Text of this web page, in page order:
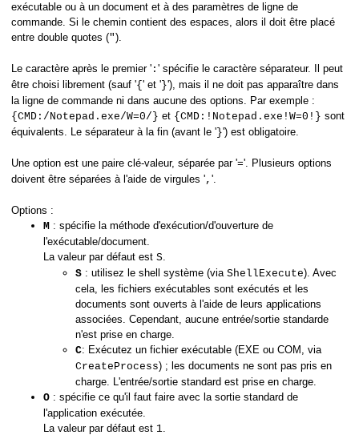
exécutable ou à un document et à des paramètres de ligne de
commande. Si le chemin contient des espaces, alors il doit être placé
entre double quotes (").
Le caractère après le premier ' : ' spécifie le caractère séparateur. Il peut
être choisi librement (sauf '{ ' et ' }'), mais il ne doit pas apparaître dans
la ligne de commande ni dans aucune des options. Par exemple :
{CMD:/Notepad.exe/W=0/} et {CMD:!Notepad.exe!W=0!} sont
équivalents. Le séparateur à la fin (avant le ' }') est obligatoire.
Une option est une paire clé-valeur, séparée par '='. Plusieurs options
doivent être séparées à l'aide de virgules ', '.
Options :
M : spécifie la méthode d'exécution/d'ouverture de
l'exécutable/document.
La valeur par défaut est S.
S : utilisez le shell système (via ShellExecute). Avec
cela, les fichiers exécutables sont exécutés et les
documents sont ouverts à l'aide de leurs applications
associées. Cependant, aucune entrée/sortie standarde
n'est prise en charge.
C: Exécutez un fichier exécutable (EXE ou COM, via
CreateProcess) ; les documents ne sont pas pris en
charge. L'entrée/sortie standard est prise en charge.
O : spécifie ce qu'il faut faire avec la sortie standard de
l'application exécutée.
La valeur par défaut est 1.